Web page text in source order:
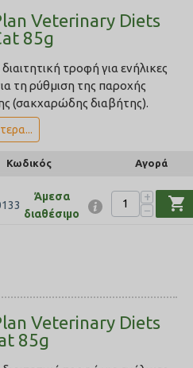
Veterinary Diets
85g
τροφή για ενήλικες
τη ρύθμιση της παροχής
(σακχαρώδης διαβήτης).
Κωδικός Αγορά
Άμεσα
διαθέσιμο
+
−
shopping_cart
Veterinary Diets
85g